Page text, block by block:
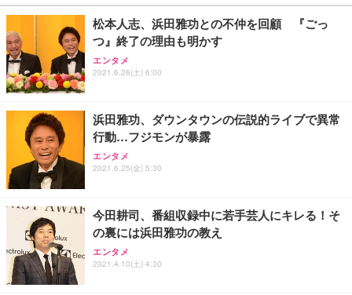
ン樹脂ベース 通気性メッシュ 在宅ワーク H-WY01
(黒網+黒枠+黒足)
￥5,699
SIHOO B100 オフィスチェア／デスクチェア メッシ
Sezlife オフィスチェア デスクチェア 疲れない テレ
ワーク チェア 強化バックレスト 30度ロッキング機
ョン PCチェア 通気性メッシュ ゲーミング/勉強/事
務用 おしゃれ パソコンチェア (ブラック)
￥7,680
Sezlife オフィスチェア デスクチェア 疲れない テレ
ワーク チェア 強化バックレスト 30度ロッキング機
￥105,595
EIZO ビジネス向けプレミアムモニター | FlexScan
EV2740X-WT | 27.0型4K UHD・USB Type-C・ホワ
￥109,572
【純正品】27"ゲーミングモニター DualSense 充電
フック付き（CFI-ZDM1J）
【整備済み品】Dell E2724HS 27インチ 液晶モニタ
ー フルHD（1920×1080）VA 非光沢 HDMI/DisplayP
￥3,373
Amazonベーシック ペットシーツ 厚型 ワイド 42枚
ネオ・ルーライフ ネオ・オムツ L 中型犬用 26枚入
Smart Basic(スマートベーシック) 【Amazon.co.jp
限定】 Smart Basic アイリスオーヤマ ペットシーツ
松本人志、浜田雅功との不仲を回顧 『ごっ
つ』終了の理由も明かす
エンタメ
2021.6.26(土) 6:00
浜田雅功、ダウンタウンの伝説的ライブで異常
行動…フジモンが暴露
エンタメ
2021.6.25(金) 5:30
今田耕司、番組収録中に若手芸人にキレる！そ
の裏には浜田雅功の教え
エンタメ
2021.4.10(土) 4:30